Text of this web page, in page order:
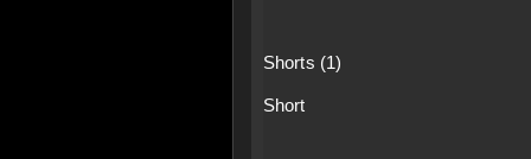
Shorts (1)
Short